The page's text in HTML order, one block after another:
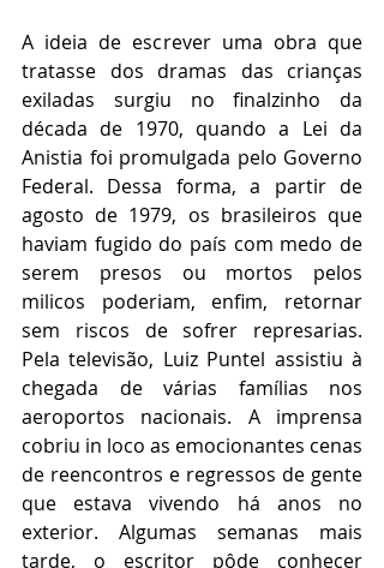
A ideia de escrever uma obra que
tratasse dos dramas das crianças
exiladas surgiu no finalzinho da
década de 1970, quando a Lei da
Anistia foi promulgada pelo Governo
Federal. Dessa forma, a partir de
agosto de 1979, os brasileiros que
haviam fugido do país com medo de
serem presos ou mortos pelos
milicos poderiam, enfim, retornar
sem riscos de sofrer represarias.
Pela televisão, Luiz Puntel assistiu à
chegada de várias famílias nos
aeroportos nacionais. A imprensa
cobriu in loco as emocionantes cenas
de reencontros e regressos de gente
que estava vivendo há anos no
exterior. Algumas semanas mais
tarde, o escritor pôde conhecer